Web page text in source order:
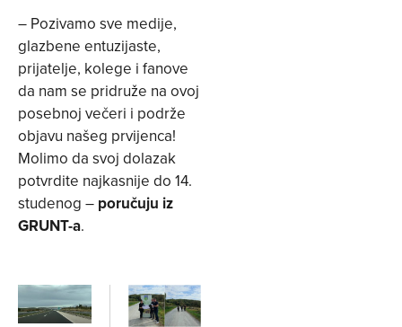
– Pozivamo sve medije,
glazbene entuzijaste,
prijatelje, kolege i fanove
da nam se pridruže na ovoj
posebnoj večeri i podrže
objavu našeg prvijenca!
Molimo da svoj dolazak
potvrdite najkasnije do 14.
studenog – poručuju iz
GRUNT-a.